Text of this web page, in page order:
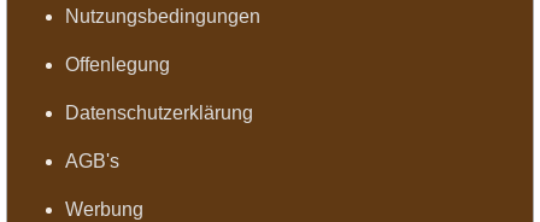
Nutzungsbedingungen
Offenlegung
Datenschutzerklärung
AGB's
Werbung